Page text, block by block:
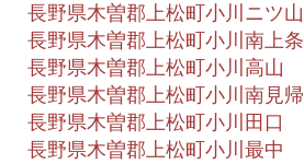
長野県木曽郡上松町小川ニツ山
長野県木曽郡上松町小川南上条
長野県木曽郡上松町小川高山
長野県木曽郡上松町小川南見帰
長野県木曽郡上松町小川田口
長野県木曽郡上松町小川最中